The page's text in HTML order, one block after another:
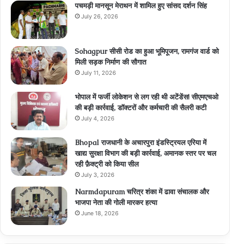
पचमड़ी मानसून मेराथन में शामिल हुए सांसद दर्शन सिंह
July 26, 2026
Sohagpur सीसी रोड का हुआ भूमिपूजन, रामगंज वार्ड को
मिली सड़क निर्माण की सौगात
July 11, 2026
भोपाल में फर्जी लोकेशन से लग रही थी अटेंडेंस! सीएमएचओ
की बड़ी कार्रवाई, डॉक्टरों और कर्मचारी की सैलरी कटी
July 4, 2026
Bhopal राजधानी के अचारपुरा इंडस्ट्रियल एरिया में
खाद्य सुरक्षा विभाग की बड़ी कार्रवाई, अमानक स्तर पर चल
रही फ़ैक्ट्री को किया सील
July 3, 2026
Narmdapuram चरित्र शंका में ढावा संचालक और
भाजपा नेता की गोली मारकर हत्या
June 18, 2026